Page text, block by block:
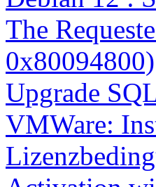
The
0x80094800)
Upgrade
VMWare: